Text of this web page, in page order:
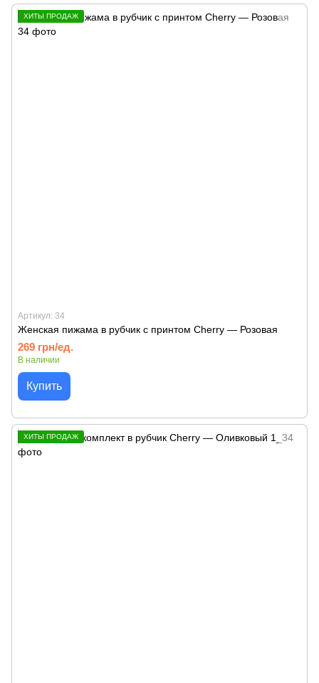
ХИТЫ ПРОДАЖ
Артикул: 34
Женская пижама в рубчик с принтом Cherry — Розовая
269 грн/ед.
В наличии
Купить
ХИТЫ ПРОДАЖ